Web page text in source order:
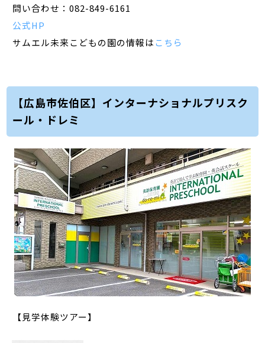
問い合わせ：082-849-6161
公式HP
サムエル未来こどもの園の情報は こちら
【広島市佐伯区】インターナショナルプリスク
ール・ドレミ
【見学体験ツアー】